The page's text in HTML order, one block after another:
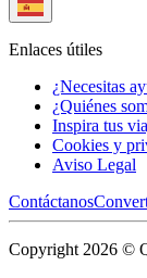
Enlaces útiles
¿Necesitas
¿Quiénes
Inspira tus
Cookies y
Aviso Legal
Contáctanos
Copyright 2026 ©